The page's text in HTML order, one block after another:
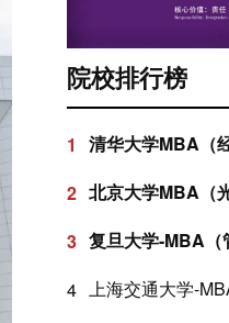
院校排行榜
1
清华大学MBA（
2 北京大学MBA（
3 复旦大学-MBA（
4